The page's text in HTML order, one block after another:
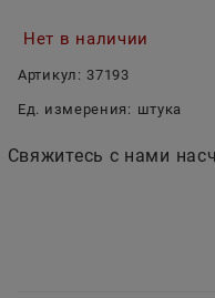
Нет в наличии
Артикул: 37193
Ед. измерения: штука
Свяжитесь с нами